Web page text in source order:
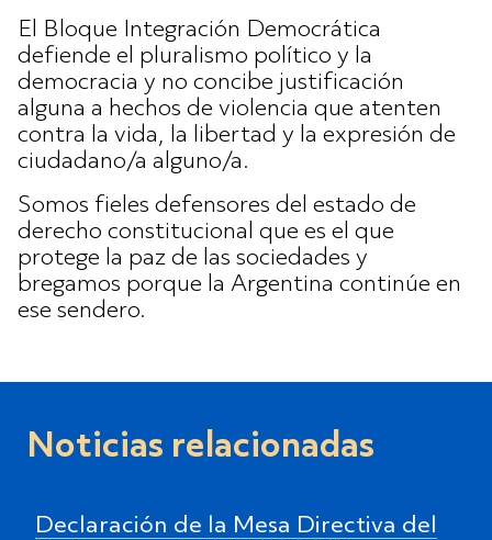
El Bloque Integración Democrática
defiende el pluralismo político y la
democracia y no concibe justificación
alguna a hechos de violencia que atenten
contra la vida, la libertad y la expresión de
ciudadano/a alguno/a.
Somos fieles defensores del estado de
derecho constitucional que es el que
protege la paz de las sociedades y
bregamos porque la Argentina continúe en
ese sendero.
Noticias relacionadas
Declaración de la Mesa Directiva del